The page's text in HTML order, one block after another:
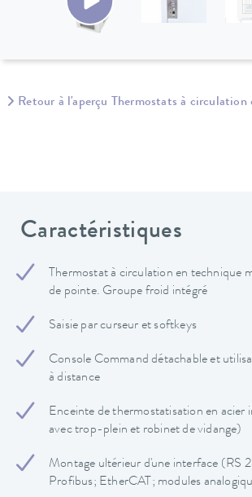
Retour à l'aperçu Thermostats à circulation
Caractéristiques
Thermostat à circulation en technique
de pointe. Groupe froid intégré
Saisie par curseur et softkeys
Console Command détachable et
à distance
Enceinte de thermostatisation en acier
avec trop-plein et robinet de vidange)
Montage ultérieur d'une interface (RS
Profibus; EtherCAT; modules